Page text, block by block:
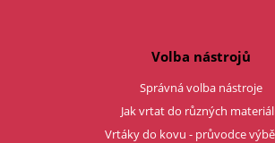
Volba nástrojů
Správná volba nástroje
Jak vrtat do různých
Vrtáky do kovu - průvodce